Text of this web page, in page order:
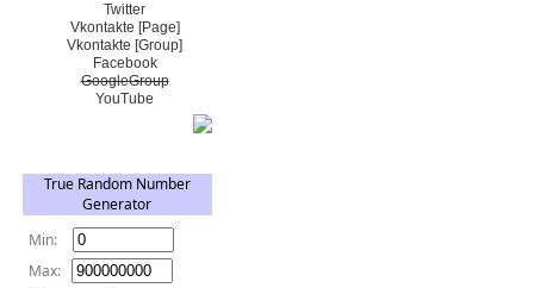
Twitter
Vkontakte [Page]
Vkontakte [Group]
Facebook
GoogleGroup
YouTube